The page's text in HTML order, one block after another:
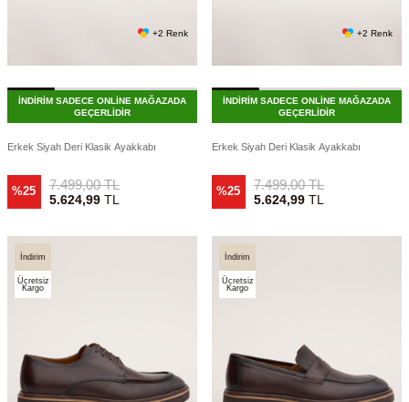
+2 Renk
İNDİRİM SADECE ONLİNE MAĞAZADA
GEÇERLİDİR
Erkek Siyah Deri Klasik Ayakkabı
%25 7.499,00TL
5.624,99TL
+2 Renk
İNDİRİM SADECE ONLİNE MAĞAZADA
GEÇERLİDİR
Erkek Siyah Deri Klasik Ayakkabı
%25 7.499,00TL
5.624,99TL
İndirim
Ücretsiz
Kargo
İndirim
Ücretsiz
Kargo